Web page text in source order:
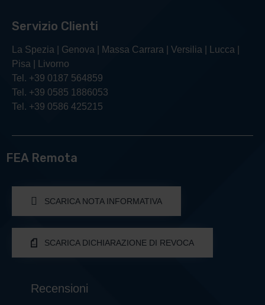
Servizio Clienti
La Spezia | Genova | Massa Carrara | Versilia | Lucca |
Pisa | Livorno
Tel. +39 0187 564859
Tel. +39 0585 1886053
Tel. +39 0586 425215
FEA Remota
SCARICA NOTA INFORMATIVA
SCARICA DICHIARAZIONE DI REVOCA
Recensioni